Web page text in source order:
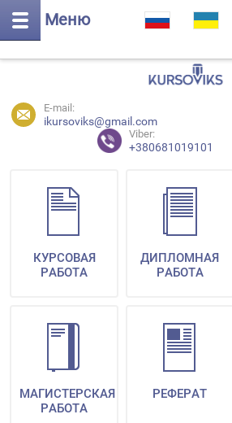
Меню
E-mail:
ikursoviks@gmail.com
Viber:
+380681019101
КУРСОВАЯ
РАБОТА
ДИПЛОМНАЯ
РАБОТА
МАГИСТЕРСКАЯ
РАБОТА
РЕФЕРАТ